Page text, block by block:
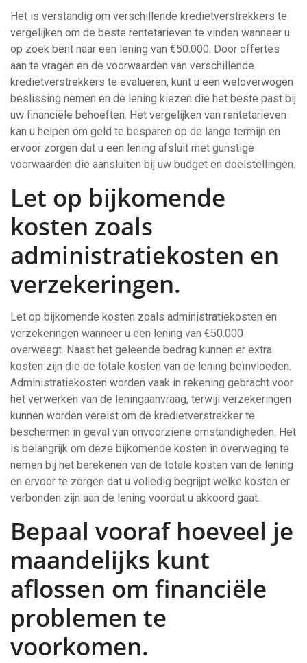
Het is verstandig om verschillende kredietverstrekkers te
vergelijken om de beste rentetarieven te vinden wanneer u
op zoek bent naar een lening van €50.000. Door offertes
aan te vragen en de voorwaarden van verschillende
kredietverstrekkers te evalueren, kunt u een weloverwogen
beslissing nemen en de lening kiezen die het beste past bij
uw financiële behoeften. Het vergelijken van rentetarieven
kan u helpen om geld te besparen op de lange termijn en
ervoor zorgen dat u een lening afsluit met gunstige
voorwaarden die aansluiten bij uw budget en doelstellingen.
Let op bijkomende
kosten zoals
administratiekosten en
verzekeringen.
Let op bijkomende kosten zoals administratiekosten en
verzekeringen wanneer u een lening van €50.000
overweegt. Naast het geleende bedrag kunnen er extra
kosten zijn die de totale kosten van de lening beïnvloeden.
Administratiekosten worden vaak in rekening gebracht voor
het verwerken van de leningaanvraag, terwijl verzekeringen
kunnen worden vereist om de kredietverstrekker te
beschermen in geval van onvoorziene omstandigheden. Het
is belangrijk om deze bijkomende kosten in overweging te
nemen bij het berekenen van de totale kosten van de lening
en ervoor te zorgen dat u volledig begrijpt welke kosten er
verbonden zijn aan de lening voordat u akkoord gaat.
Bepaal vooraf hoeveel je
maandelijks kunt
aflossen om financiële
problemen te
voorkomen.